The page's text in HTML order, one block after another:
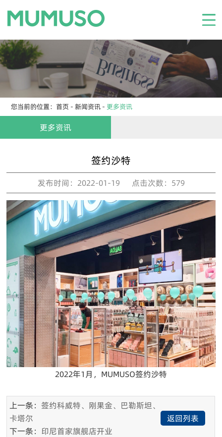
网站首页
关于我们
产品展示
门店
您当前的位置：首页 -新闻资讯 - 更多资讯
更多资讯
签约沙特
发布时间：2022-01-19 点击次数：579
2022年1月，MUMUSO签约沙特
上一条：签约科威特、刚果金、巴勒斯坦、
卡塔尔
下一条： 印尼首家旗舰店开业
返回列表